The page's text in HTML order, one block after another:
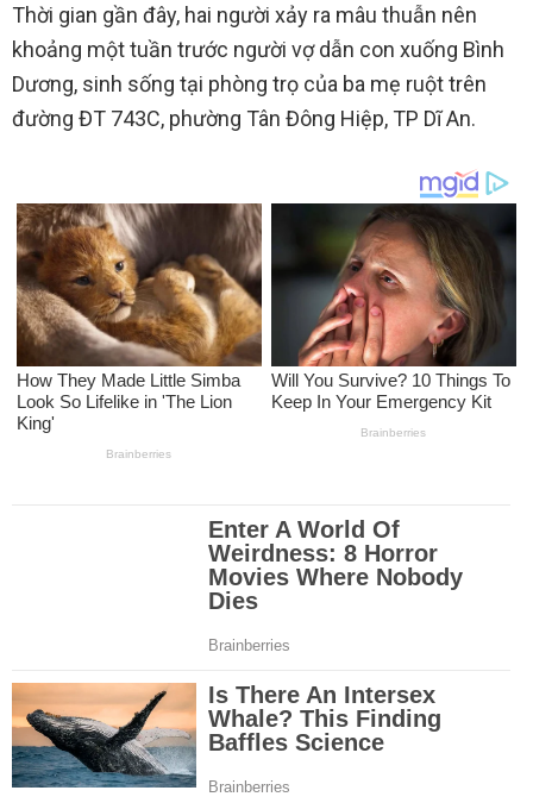
Thời gian gần đây, hai người xảy ra mâu thuẫn nên
khoảng một tuần trước người vợ dẫn con xuống Bình
Dương, sinh sống tại phòng trọ của ba mẹ ruột trên
đường ĐT 743C, phường Tân Đông Hiệp, TP Dĩ An.